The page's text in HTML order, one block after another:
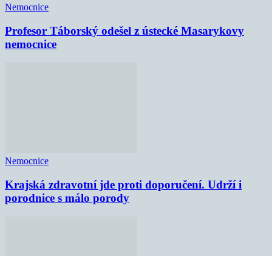
Nemocnice
Profesor Táborský odešel z ústecké Masarykovy
nemocnice
Nemocnice
Krajská zdravotní jde proti doporučení. Udrží i
porodnice s málo porody